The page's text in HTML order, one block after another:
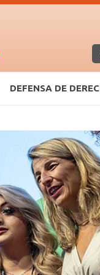
DEFENSA DE